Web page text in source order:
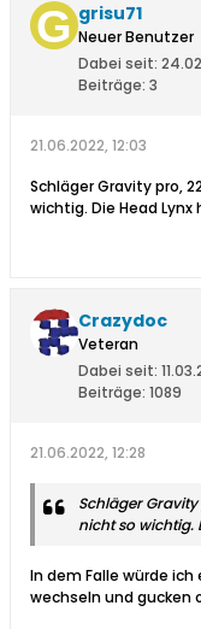
grisu71
Neuer Benutzer
Dabei seit:
Beiträge: 3
21.06.2022, 12:03
Schläger Gravity pro,
wichtig. Die Head Lynx
Crazydoc
Veteran
Dabei seit:
Beiträge: 1089
21.06.2022, 12:28
Schläger
nicht so wichtig.
In dem Falle würde
wechseln und gucken